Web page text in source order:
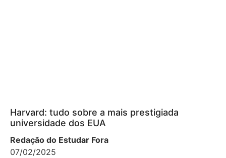
Harvard: tudo sobre a mais prestigiada
universidade dos EUA
Redação do Estudar Fora
07/02/2025